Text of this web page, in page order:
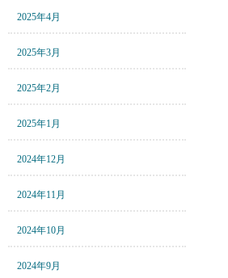
2025年4月
2025年3月
2025年2月
2025年1月
2024年12月
2024年11月
2024年10月
2024年9月